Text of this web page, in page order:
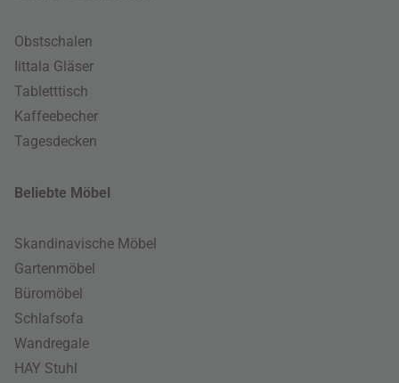
Obstschalen
Iittala Gläser
Tabletttisch
Kaffeebecher
Tagesdecken
Beliebte Möbel
Skandinavische Möbel
Gartenmöbel
Büromöbel
Schlafsofa
Wandregale
HAY Stuhl